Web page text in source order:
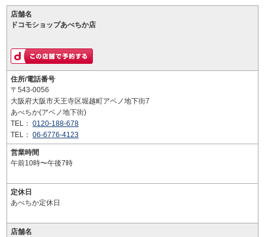
店舗名
ドコモショップあべちか店
住所/電話番号
〒543-0056
大阪府大阪市天王寺区堀越町アベノ地下街7
あべちか(アベノ地下街)
TEL： 0120-188-678
TEL： 06-6776-4123
営業時間
午前10時〜午後7時
定休日
あべちか定休日
店舗名